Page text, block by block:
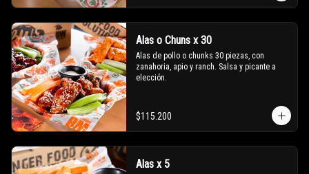
Alas o Chuns x 30
Alas de pollo o chunks 30 piezas, con
zanahoria, apio y ranch. Salsa y picante a
elección.
$115.200
Alas x 5